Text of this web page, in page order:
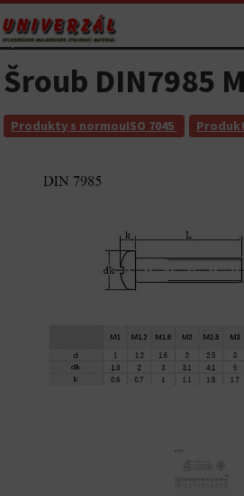
Šroub DIN7985
Produkty s normouISO 7045